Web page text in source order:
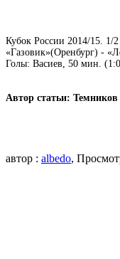
Кубок России 2014/15. 1/
«Газовик»(Оренбург) -
Голы: Васиев, 50 мин.
Автор статьи:
автор : albedo,